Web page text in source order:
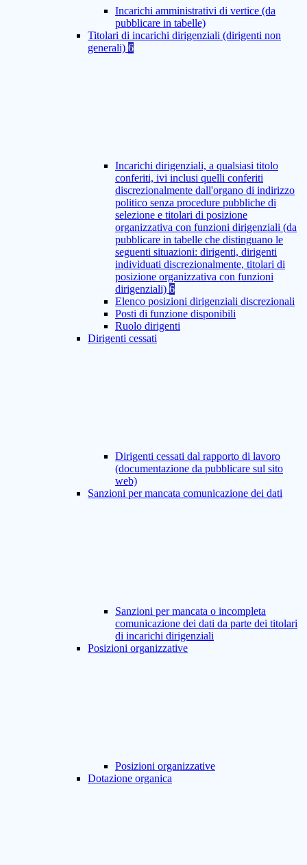
Incarichi amministrativi di vertice (da
pubblicare in tabelle)
Titolari di incarichi dirigenziali (dirigenti non
generali) 6
Incarichi dirigenziali, a qualsiasi titolo
conferiti, ivi inclusi quelli conferiti
discrezionalmente dall'organo di indirizzo
politico senza procedure pubbliche di
selezione e titolari di posizione
organizzativa con funzioni dirigenziali (da
pubblicare in tabelle che distinguano le
seguenti situazioni: dirigenti, dirigenti
individuati discrezionalmente, titolari di
posizione organizzativa con funzioni
dirigenziali) 6
Elenco posizioni dirigenziali discrezionali
Posti di funzione disponibili
Ruolo dirigenti
Dirigenti cessati
Dirigenti cessati dal rapporto di lavoro
(documentazione da pubblicare sul sito
web)
Sanzioni per mancata comunicazione dei dati
Sanzioni per mancata o incompleta
comunicazione dei dati da parte dei titolari
di incarichi dirigenziali
Posizioni organizzative
Posizioni organizzative
Dotazione organica